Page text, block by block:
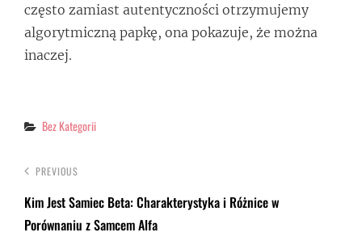
często zamiast autentyczności otrzymujemy
algorytmiczną papkę, ona pokazuje, że można
inaczej.
Categories
Bez Kategorii
PREVIOUS
Kim Jest Samiec Beta: Charakterystyka i Różnice w
Porównaniu z Samcem Alfa